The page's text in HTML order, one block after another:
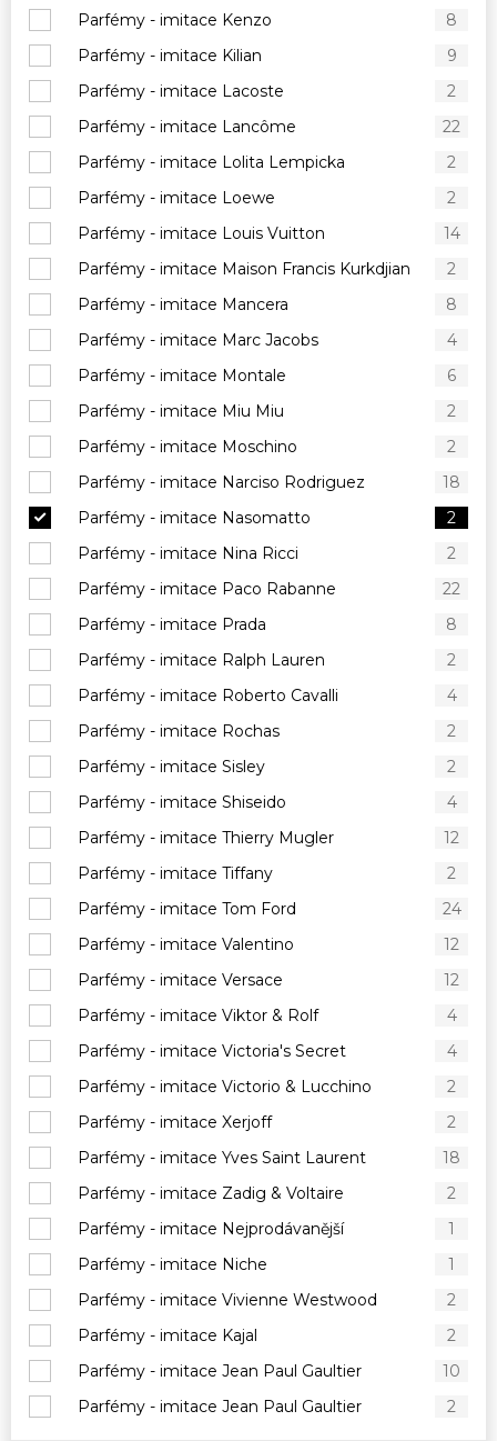
Parfémy - imitace Kenzo
8
Parfémy - imitace Kilian
9
Parfémy - imitace Lacoste
2
Parfémy - imitace Lancôme
22
Parfémy - imitace Lolita Lempicka
2
Parfémy - imitace Loewe
2
Parfémy - imitace Louis Vuitton
14
Parfémy - imitace Maison Francis Kurkdjian
2
Parfémy - imitace Mancera
8
Parfémy - imitace Marc Jacobs
4
Parfémy - imitace Montale
6
Parfémy - imitace Miu Miu
2
Parfémy - imitace Moschino
2
Parfémy - imitace Narciso Rodriguez
18
Parfémy - imitace Nasomatto
2
Parfémy - imitace Nina Ricci
2
Parfémy - imitace Paco Rabanne
22
Parfémy - imitace Prada
8
Parfémy - imitace Ralph Lauren
2
Parfémy - imitace Roberto Cavalli
4
Parfémy - imitace Rochas
2
Parfémy - imitace Sisley
2
Parfémy - imitace Shiseido
4
Parfémy - imitace Thierry Mugler
12
Parfémy - imitace Tiffany
2
Parfémy - imitace Tom Ford
24
Parfémy - imitace Valentino
12
Parfémy - imitace Versace
12
Parfémy - imitace Viktor & Rolf
4
Parfémy - imitace Victoria's Secret
4
Parfémy - imitace Victorio & Lucchino
2
Parfémy - imitace Xerjoff
2
Parfémy - imitace Yves Saint Laurent
18
Parfémy - imitace Zadig & Voltaire
2
Parfémy - imitace Nejprodávanější
1
Parfémy - imitace Niche
1
Parfémy - imitace Vivienne Westwood
2
Parfémy - imitace Kajal
2
Parfémy - imitace Jean Paul Gaultier
10
Parfémy - imitace Jean Paul Gaultier
2